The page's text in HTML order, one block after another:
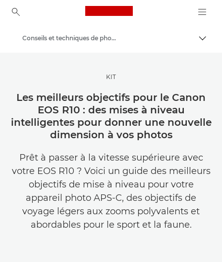
Canon Logo, back to
Trouvez l'inspiration | Conseils de photographie et d'impression et guides de l'acheteur
Conseils et techniques de photographie et d'impression
KIT
Les meilleurs objectifs pour le Canon
EOS R10 : des mises à niveau
intelligentes pour donner une nouvelle
dimension à vos photos
Prêt à passer à la vitesse supérieure avec
votre EOS R10 ? Voici un guide des meilleurs
objectifs de mise à niveau pour votre
appareil photo APS-C, des objectifs de
voyage légers aux zooms polyvalents et
abordables pour le sport et la faune.